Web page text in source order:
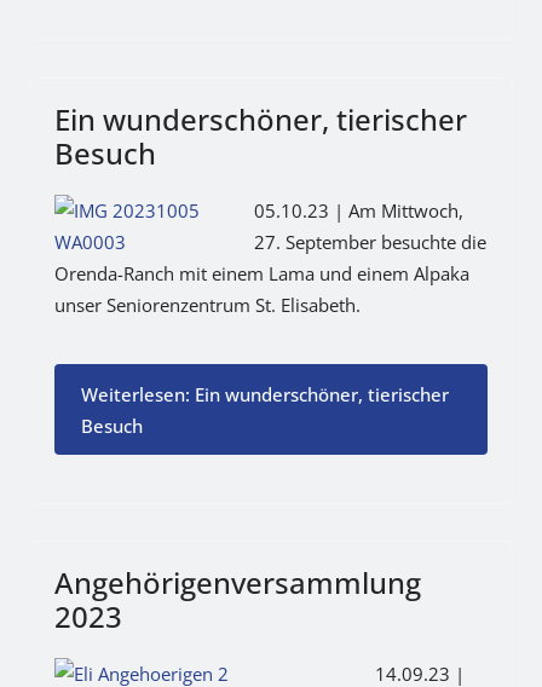
Ein wunderschöner, tierischer
Besuch
05.10.23 | Am Mittwoch,
27. September besuchte die
Orenda-Ranch mit einem Lama und einem Alpaka
unser Seniorenzentrum St. Elisabeth.
Weiterlesen: Ein wunderschöner, tierischer
Besuch
Angehörigenversammlung
2023
14.09.23 |